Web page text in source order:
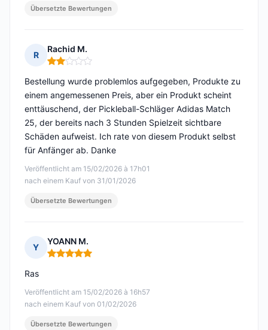
Übersetzte Bewertungen
R
Rachid M.
Hinweis: 2 von 5
Veröffentlicht am 15/02/2026 à 17h01
nach einem Kauf von 31/01/2026
Bestellung wurde problemlos aufgegeben, Produkte zu
einem angemessenen Preis, aber ein Produkt scheint
enttäuschend, der Pickleball-Schläger Adidas Match
25, der bereits nach 3 Stunden Spielzeit sichtbare
Schäden aufweist. Ich rate von diesem Produkt selbst
für Anfänger ab. Danke
Übersetzte Bewertungen
Y
YOANN M.
Hinweis: 5 von 5
Veröffentlicht am 15/02/2026 à 16h57
nach einem Kauf von 01/02/2026
Ras
Übersetzte Bewertungen